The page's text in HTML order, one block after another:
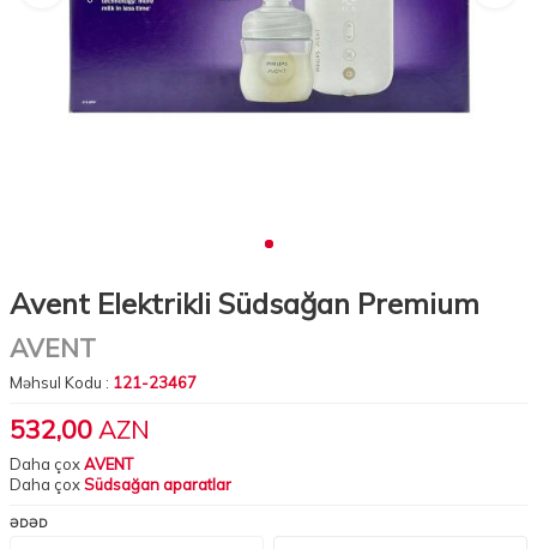
Avent Elektrikli Südsağan Premium
AVENT
Məhsul Kodu : 121-23467
532,00 AZN
Daha çoxAVENT
Daha çoxSüdsağan aparatlar
ƏDƏD